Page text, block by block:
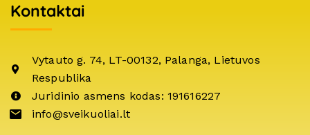
Kontaktai
Vytauto g. 74, LT-00132, Palanga, Lietuvos
Respublika
Juridinio asmens kodas: 191616227
info@sveikuoliai.lt